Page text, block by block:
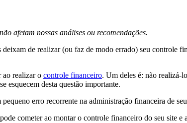
afetam nossas análises ou recomendações.
de realizar (ou faz de modo errado) seu controle
ao realizar o controle financeiro. Um deles é: não realizá-
esquecem desta questão importante.
erro recorrente na administração financeira de
cometer ao montar o controle financeiro do seu site